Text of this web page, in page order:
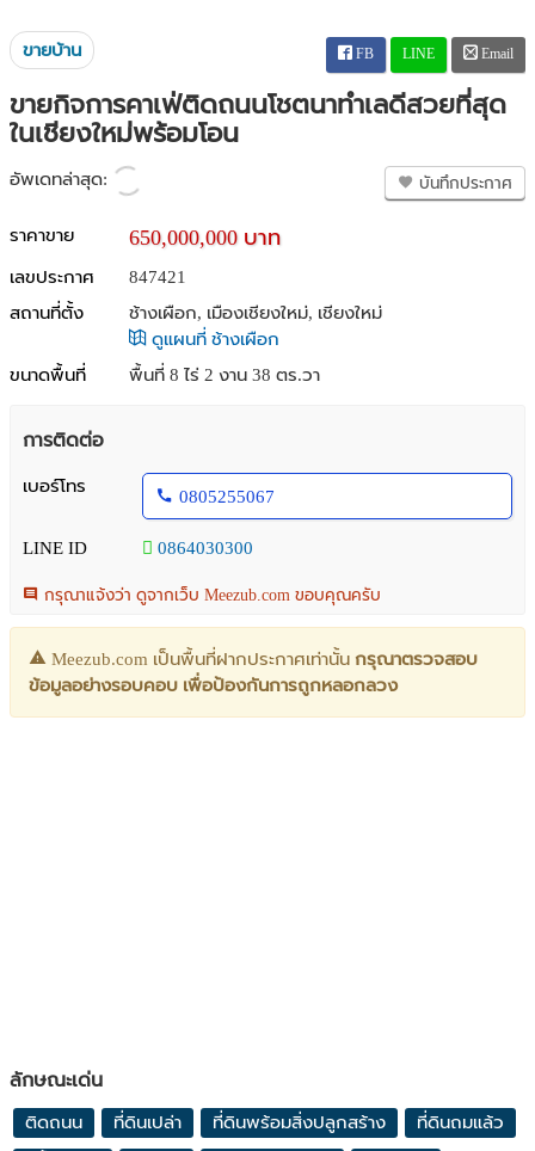
ขายบ้าน FB LINE Email
ขายกิจการคาเฟ่ติดถนนโชตนาทำเลดีสวยที่สุด
ในเชียงใหม่พร้อมโอน
อัพเดทล่าสุด: บันทึกประกาศ
ราคาขาย 650,000,000 บาท
เลขประกาศ
847421
สถานที่ตั้ง
ช้างเผือก, เมืองเชียงใหม่, เชียงใหม่
ดูแผนที่ ช้างเผือก
ขนาดพื้นที่
พื้นที่ 8 ไร่ 2 งาน 38 ตร.วา
การติดต่อ
เบอร์โทร
0805255067
LINE ID 0864030300
กรุณาแจ้งว่า ดูจากเว็บ Meezub.com ขอบคุณครับ
Meezub.com เป็นพื้นที่ฝากประกาศเท่านั้น กรุณาตรวจสอบ
ข้อมูลอย่างรอบคอบ เพื่อป้องกันการถูกหลอกลวง
ลักษณะเด่น
ติดถนน ที่ดินเปล่า ที่ดินพร้อมสิ่งปลูกสร้าง ที่ดินถมแล้ว